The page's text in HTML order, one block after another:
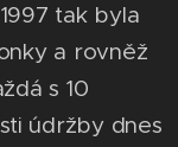
tak byla
a rovněž
s 10
údržby dnes